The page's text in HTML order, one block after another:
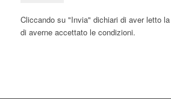
Cliccando su "Invia" dichiari di aver letto la
di averne accettato le condizioni.